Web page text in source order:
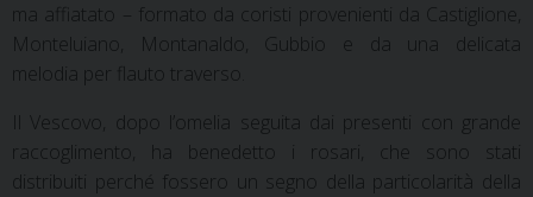
ma affiatato – formato da coristi provenienti da Castiglione,
Monteluiano, Montanaldo, Gubbio e da una delicata
melodia per flauto traverso.
Il Vescovo, dopo l’omelia seguita dai presenti con grande
raccoglimento, ha benedetto i rosari, che sono stati
distribuiti perché fossero un segno della particolarità della